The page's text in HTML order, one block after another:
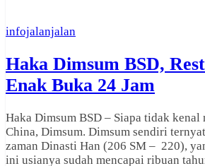
infojalanjalan
Haka Dimsum BSD,
Enak Buka 24 Jam
Haka Dimsum BSD – Siapa tidak
China, Dimsum. Dimsum sendiri
zaman Dinasti Han (206 SM – 220),
ini usianya sudah mencapai ribuan